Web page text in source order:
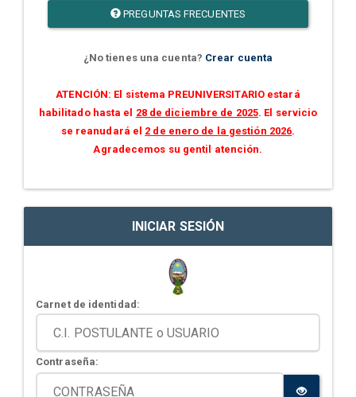
PREGUNTAS FRECUENTES
¿No tienes una cuenta? Crear cuenta
ATENCIÓN: El sistema PREUNIVERSITARIO estará
habilitado hasta el 28 de diciembre de 2025. El servicio
se reanudará el 2 de enero de la gestión 2026.
Agradecemos su gentil atención.
INICIAR SESIÓN
Carnet de identidad:
Contraseña: